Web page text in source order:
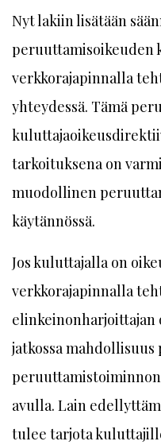
Nyt lakiin lisätään
peruuttamisoikeuden
verkkorajapinnalla
yhteydessä. Tämä
tarkoituksena on
muodollinen
käytännössä.
Jos kuluttajalla on
verkkorajapinnalla
elinkeinonharjoittajan
jatkossa
avulla. Lain
tulee tarjota